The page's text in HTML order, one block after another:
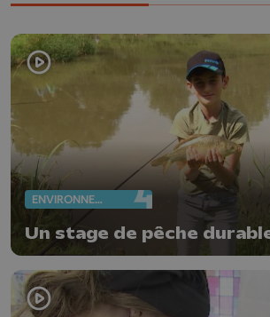
ENVIRONNEMENT
Un stage de pêche